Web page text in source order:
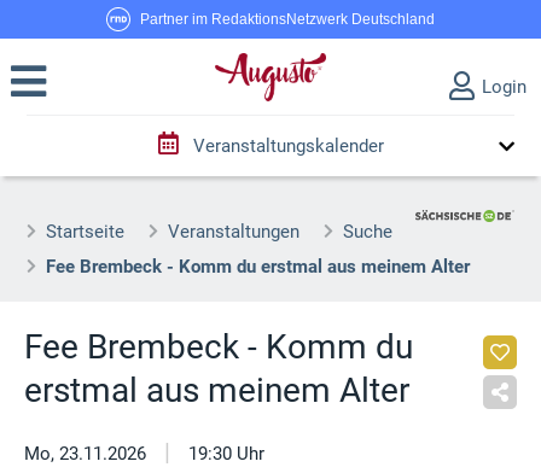
Partner im RedaktionsNetzwerk Deutschland
Login
Veranstaltungskalender
Startseite Veranstaltungen
Suche
Fee Brembeck - Komm du erstmal aus meinem Alter
Fee Brembeck - Komm du
erstmal aus meinem Alter
Mo, 23.11.2026 | 19:30 Uhr